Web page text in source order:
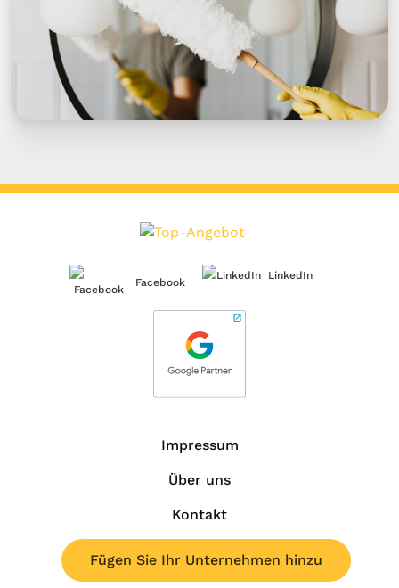
Facebook
LinkedIn
Impressum
Über uns
Kontakt
Fügen Sie Ihr Unternehmen hinzu